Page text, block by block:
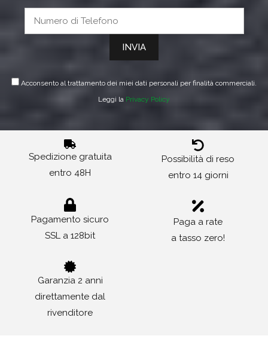
Acconsento al trattamento dei miei dati personali per finalità commerciali.
Leggi la Privacy Policy
Spedizione gratuita
entro 48H
Possibilità di reso
entro 14 giorni
Pagamento sicuro
SSL a 128bit
Paga a rate
a tasso zero!
Garanzia 2 anni
direttamente dal
rivenditore